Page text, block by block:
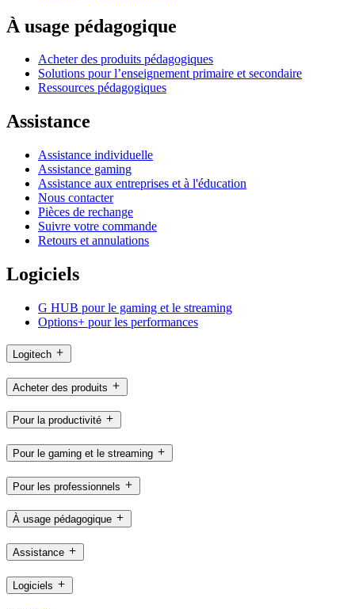
À usage pédagogique
Acheter des produits pédagogiques
Solutions pour l’enseignement primaire et secondaire
Ressources pédagogiques
Assistance
Assistance individuelle
Assistance gaming
Assistance aux entreprises et à l'éducation
Nous contacter
Pièces de rechange
Suivre votre commande
Retours et annulations
Logiciels
G HUB pour le gaming et le streaming
Options+ pour les performances
Logitech
Acheter des produits
Pour la productivité
Pour le gaming et le streaming
Pour les professionnels
À usage pédagogique
Assistance
Logiciels